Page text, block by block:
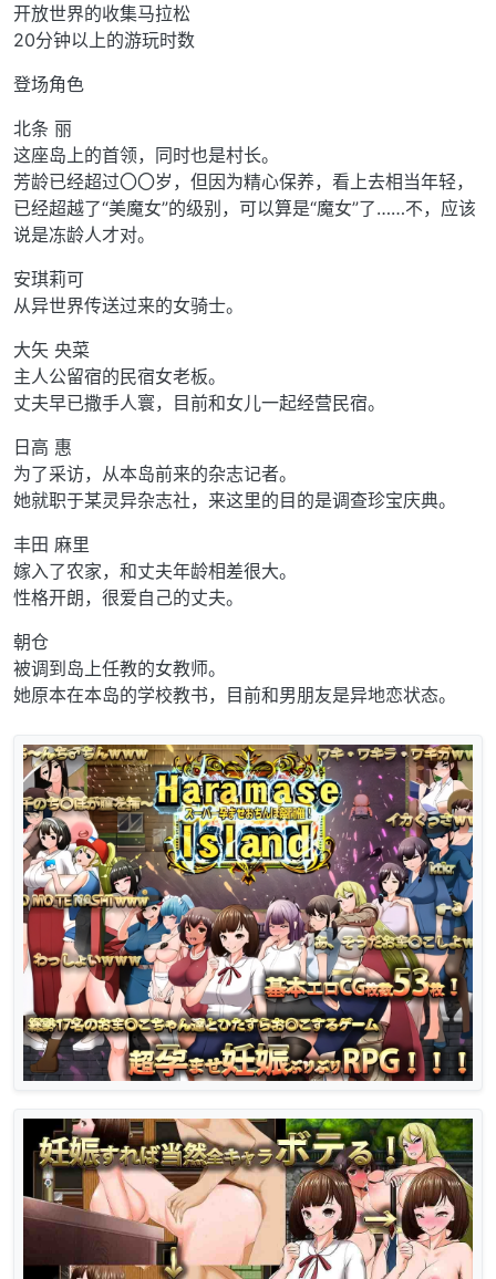
开放世界的收集马拉松
20分钟以上的游玩时数
登场角色
北条 丽
这座岛上的首领，同时也是村长。
芳龄已经超过〇〇岁，但因为精心保养，看上去相当年轻，
已经超越了“美魔女”的级别，可以算是“魔女”了……不，应该
说是冻龄人才对。
安琪莉可
从异世界传送过来的女骑士。
大矢 央菜
主人公留宿的民宿女老板。
丈夫早已撒手人寰，目前和女儿一起经营民宿。
日高 惠
为了采访，从本岛前来的杂志记者。
她就职于某灵异杂志社，来这里的目的是调查珍宝庆典。
丰田 麻里
嫁入了农家，和丈夫年龄相差很大。
性格开朗，很爱自己的丈夫。
朝仓
被调到岛上任教的女教师。
她原本在本岛的学校教书，目前和男朋友是异地恋状态。